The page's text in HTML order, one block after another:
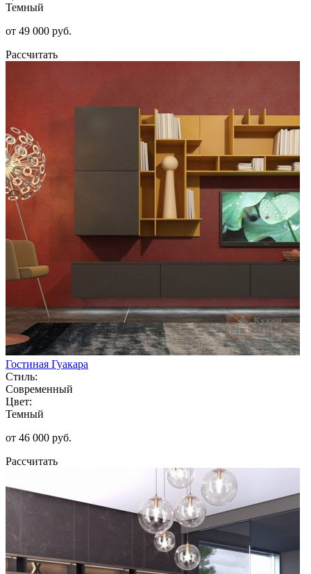
Темный
от 49 000 руб.
Рассчитать
Гостиная Гуакара
Стиль:
Современный
Цвет:
Темный
от 46 000 руб.
Рассчитать